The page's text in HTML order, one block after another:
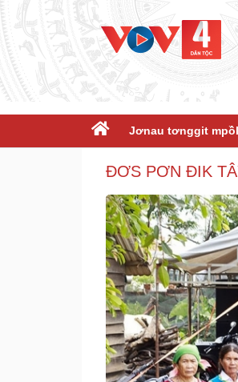
Jơnau tơnggit
ĐƠS PƠN ĐIK